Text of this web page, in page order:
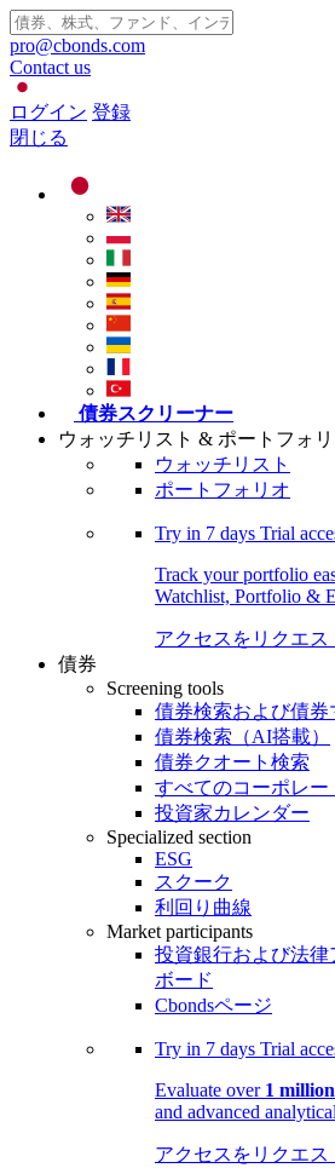
pro@cbonds.com
Contact us
ログイン 登録
閉じる
債券スクリーナー
ウォッチリスト & ポートフォ
ウォッチリスト
ポートフォリオ
Try in 7 days Trial
Track your portfolio
Watchlist, Portfolio &
アクセスをリクエス
債券
Screening tools
債券検索および債券
債券検索（AI搭載）
債券クオート検索
すべてのコーポレー
投資家カレンダー
Specialized section
ESG
スクーク
利回り曲線
Market participants
投資銀行および法
ボード
Cbondsページ
Try in 7 days Trial
Evaluate over 1
and advanced
アクセスをリクエス